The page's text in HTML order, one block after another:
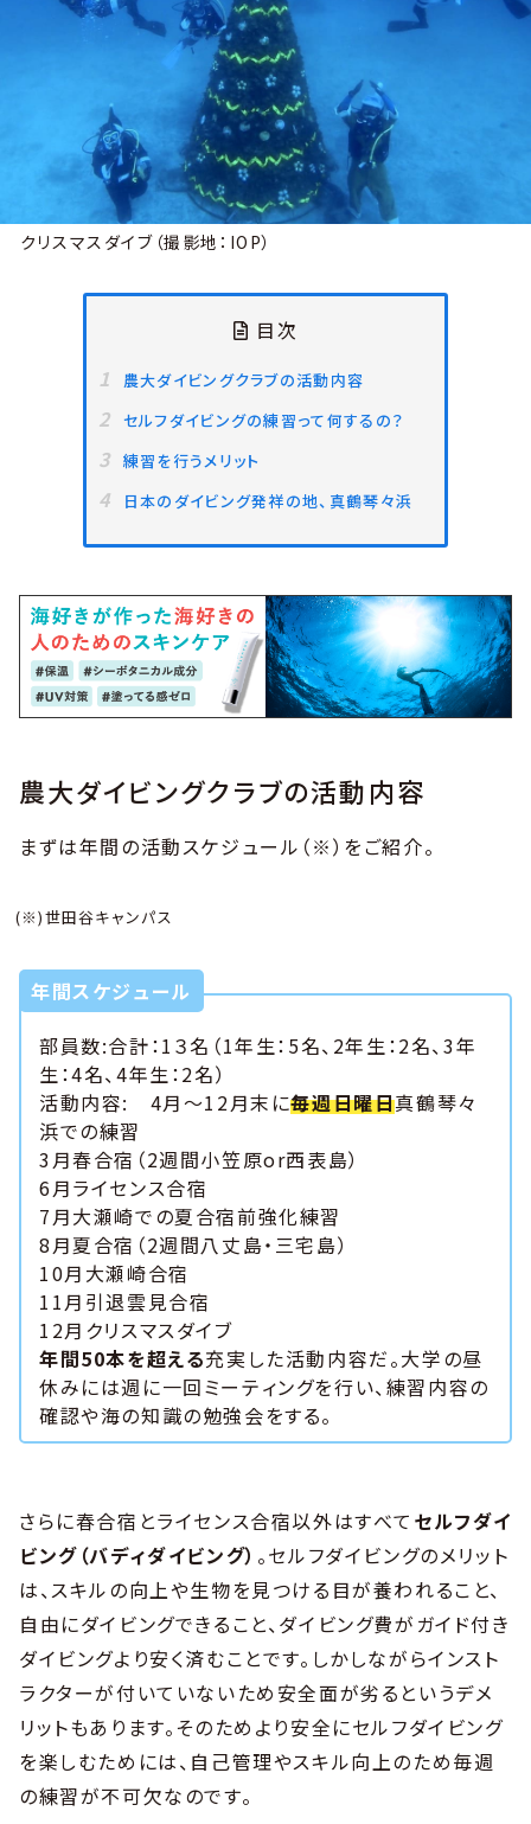
クリスマスダイブ（撮影地：IOP）
目次
農大ダイビングクラブの活動内容
セルフダイビングの練習って何するの？
練習を行うメリット
日本のダイビング発祥の地、真鶴琴々浜
農大ダイビングクラブの活動内容
まずは年間の活動スケジュール（※）をご紹介。
(※)世田谷キャンパス
年間スケジュール
部員数:合計：1３名（1年生：5名、2年生：2名、3年
生：4名、4年生：2名）
活動内容: 4月～12月末に毎週日曜日真鶴琴々
浜での練習
3月春合宿（2週間小笠原or西表島）
6月ライセンス合宿
7月大瀬崎での夏合宿前強化練習
8月夏合宿（2週間八丈島・三宅島）
10月大瀬崎合宿
11月引退雲見合宿
12月クリスマスダイブ
年間50本を超える充実した活動内容だ。大学の昼
休みには週に一回ミーティングを行い、練習内容の
確認や海の知識の勉強会をする。
さらに春合宿とライセンス合宿以外はすべて セルフダイ
ビング（バディダイビング） 。セルフダイビングのメリット
は、スキルの向上や生物を見つける目が養われること、
自由にダイビングできること、ダイビング費がガイド付き
ダイビングより安く済むことです。しかしながらインスト
ラクターが付いていないため安全面が劣るというデメ
リットもあります。そのためより安全にセルフダイビング
を楽しむためには、自己管理やスキル向上のため毎週
の練習が不可欠なのです。